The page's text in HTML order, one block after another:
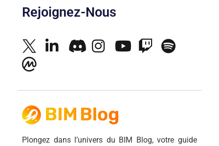
Rejoignez-Nous
Plongez dans l’univers du BIM Blog, votre guide